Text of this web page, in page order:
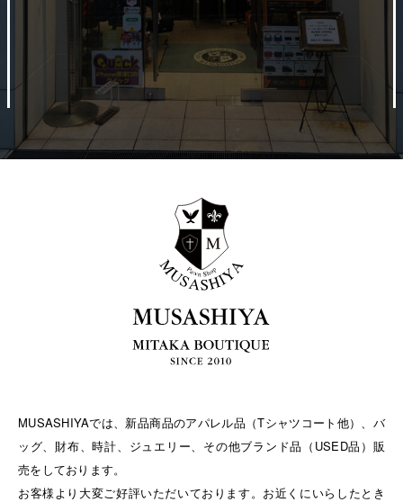
MUSASHIYAでは、新品商品のアパレル品（Tシャツコート他）、バ
ッグ、財布、時計、ジュエリー、その他ブランド品（USED品）販
売をしております。
お客様より大変ご好評いただいております。お近くにいらしたとき